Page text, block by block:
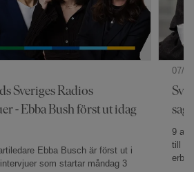
Sveriges Radios
- Ebba Bush först ut idag
Ebba Busch är först ut i
som startar måndag 3
07/7/
9 av
till